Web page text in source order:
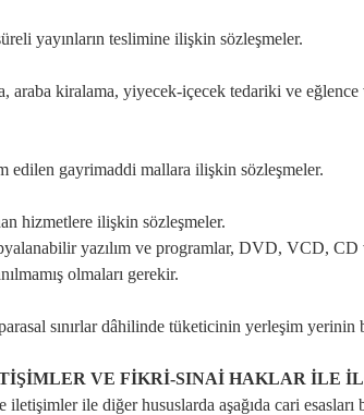
yayınların teslimine ilişkin sözleşmeler.
araba kiralama, yiyecek-içecek tedariki ve
edilen gayrimaddi mallara ilişkin sözleşmeler.
hizmetlere ilişkin sözleşmeler.
yazılım ve programlar, DVD, VCD, CD
olmaları gerekir.
sınırlar dâhilinde tüketicinin yerleşim
VE FİKRİ-SINAİ HAKLAR İLE
ile diğer hususlarda aşağıda cari